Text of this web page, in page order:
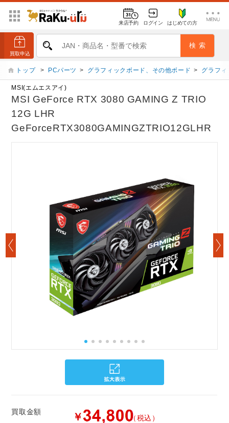
来店予約 ログイン はじめての方
トップ > PCパーツ > グラフィックボード、その他ボード > グラフ
MSI(エムエスアイ)
MSI GeForce RTX 3080 GAMING Z TRIO
12G LHR
GeForceRTX3080GAMINGZTRIO12GLHR
買取金額 ￥ （税込）